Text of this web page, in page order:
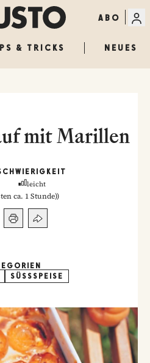
ABO
& TRICKS NEUES
mit Marillen
leicht
ca. 1 Stunde))
SÜSSSPEISE